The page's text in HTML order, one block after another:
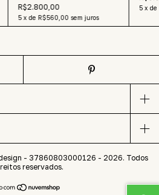
R$2.800,00
5 xde R$560,00 sem juros
5 x de
- 37860803000126 - 2026. Todos
reservados.